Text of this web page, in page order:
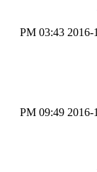
03:43 PM
09:49 PM